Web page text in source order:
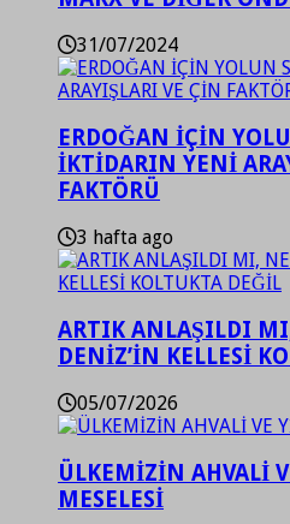
31/07/2024
ERDOĞAN İÇİN
İKTİDARIN YENİ
FAKTÖRÜ
3 hafta ago
ARTIK ANLAŞILDI
DENİZ’İN KELLESİ
05/07/2026
ÜLKEMİZİN AHVALİ
MESELESİ